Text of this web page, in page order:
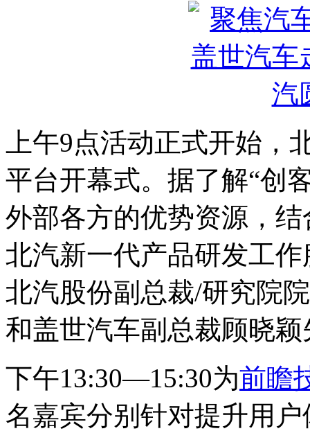
上午9点活动正式开始
平台开幕式。据了解“创
外部各方的优势资源，
北汽新一代产品研发工
北汽股份副总裁/研究院
和盖世汽车副总裁顾晓
下午13:30—15:30为前瞻
名嘉宾分别针对提升用